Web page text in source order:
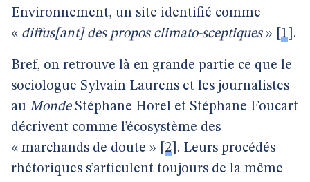
Environnement, un site identifié comme
« diffus[ant] des propos climato-sceptiques» 1 .
Bref, on retrouve là en grande partie ce que le
sociologue Sylvain Laurens et les journalistes
au MondeStéphane Horel et Stéphane Foucart
décrivent comme l’écosystème des
« marchands de doute »
2 . Leurs procédés
rhétoriques s’articulent toujours de la même